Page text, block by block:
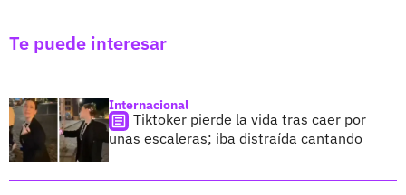
Te puede interesar
Internacional
Tiktoker pierde la vida tras caer por
unas escaleras; iba distraída cantando